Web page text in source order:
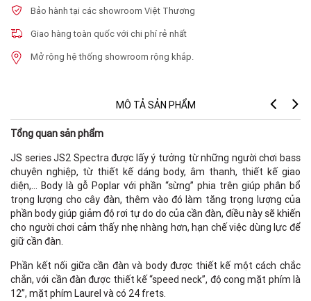
Bảo hành tại các showroom Việt Thương
Giao hàng toàn quốc với chi phí rẻ nhất
Mở rộng hệ thống showroom rộng khắp.
MÔ TẢ SẢN PHẨM
Tổng quan sản phẩm
JS series JS2 Spectra được lấy ý tưởng từ những người chơi bass
chuyên nghiệp, từ thiết kế dáng body, âm thanh, thiết kế giao
diện,… Body là gỗ Poplar với phần “sừng” phia trên giúp phân bổ
trọng lượng cho cây đàn, thêm vào đó làm tăng trọng lượng của
phần body giúp giảm độ rơi tự do do của cần đàn, điều này sẽ khiến
cho người chơi cảm thấy nhẹ nhàng hơn, hạn chế việc dùng lực để
giữ cần đàn.
Phần kết nối giữa cần đàn và body được thiết kế một cách chắc
chắn, với cần đàn được thiết kế “speed neck”, độ cong mặt phím là
12”, mặt phím Laurel và có 24 frets.